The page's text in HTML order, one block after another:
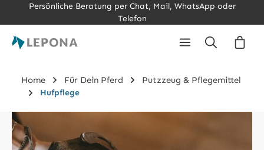
Zum Hauptinhalt springen
Persönliche Beratung per Chat, Mail, WhatsApp oder
Telefon
Home Für Dein Pferd Putzzeug & Pflegemittel
Hufpflege